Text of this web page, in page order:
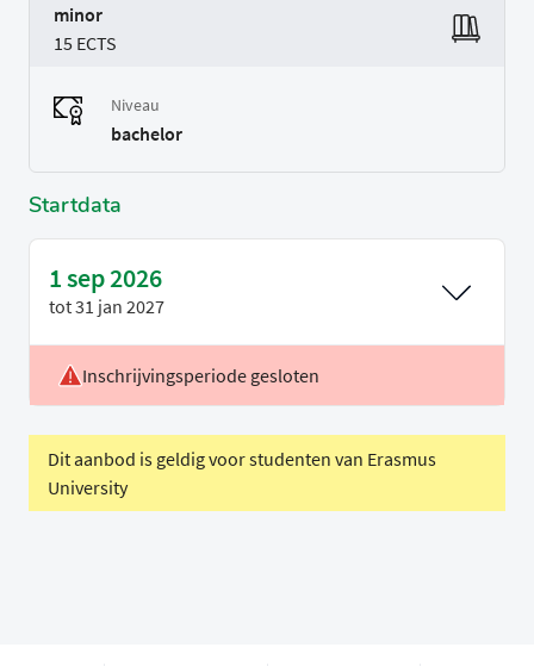
minor
15 ECTS
Niveau
bachelor
Startdata
1 sep 2026
tot31 jan 2027
Locatie
Leiden
Inschrijvingsperiode gesloten
Dit aanbod is geldig voor studenten van Erasmus
University